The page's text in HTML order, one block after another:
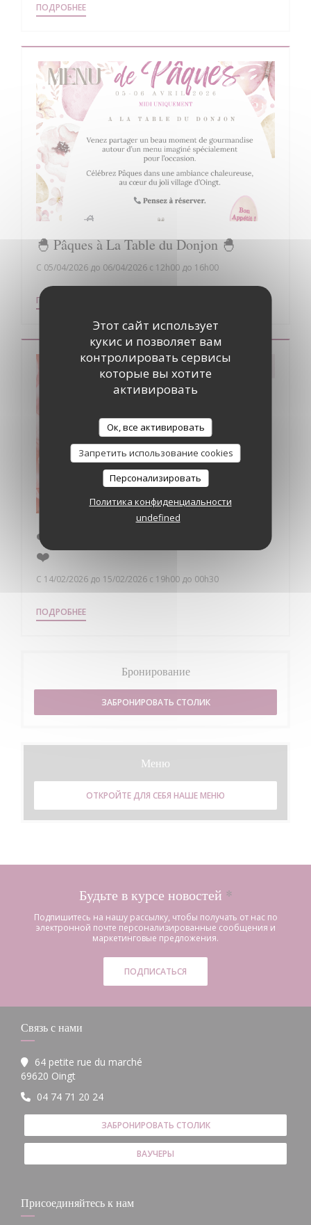
Этот сайт использует
кукис и позволяет вам
контролировать сервисы
которые вы хотите
активировать
Ок, все активировать
Запретить использование cookies
Персонализировать
Политика конфиденциальности
undefined
ПОДРОБНЕЕ((ОТКРЫВАЕТСЯ В НОВОМ ОКНЕ))
С 05/04/2026 до 06/04/2026 с 12h00 до 16h00
🐣 Pâques à La Table du Donjon 🐣
ПОДРОБНЕЕ
С 14/02/2026 до 15/02/2026 с 19h00 до 00h30
❤️ Saint-Valentin à La Table du Donjon
❤️
ПОДРОБНЕЕ((ОТКРЫВАЕТСЯ В НОВОМ ОКНЕ))
Бронирование
ЗАБРОНИРОВАТЬ СТОЛИК
Меню
ОТКРОЙТЕ ДЛЯ СЕБЯ НАШЕ МЕНЮ
Будьте в курсе новостей *
Подпишитесь на нашу рассылку, чтобы получать от нас по
электронной почте персонализированные сообщения и
маркетинговые предложения.
ПОДПИСАТЬСЯ
Связь с нами
64 petite rue du marché
69620 Oingt
04 74 71 20 24
ЗАБРОНИРОВАТЬ СТОЛИК
ВАУЧЕРЫ
Присоединяйтесь к нам